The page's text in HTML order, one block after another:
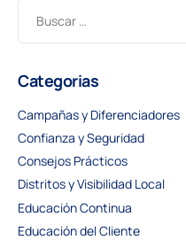
Categorias
Campañas y Diferenciadores
Confianza y Seguridad
Consejos Prácticos
Distritos y Visibilidad Local
Educación Continua
Educación del Cliente